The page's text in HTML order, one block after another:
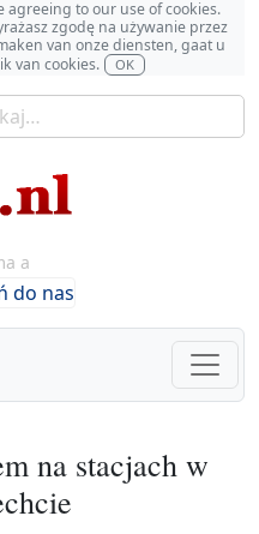
agreeing to our use of cookies.
zgodę na używanie przez
van onze diensten, gaat u
van cookies.
OK
a
na stacjach w